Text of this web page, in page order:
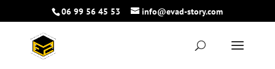
06 99 56 45 53 info@evad-story.com